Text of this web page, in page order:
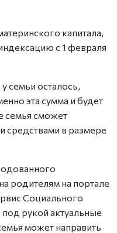
капитала,
с 1 февраля
семьи осталось,
эта сумма и будет
семья сможет
средствами в размере
родителям на портале
Социального
рукой актуальные
может направить